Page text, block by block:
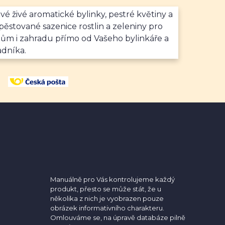
živé aromatické bylinky, pestré květiny a
sazenice rostlin a zeleniny pro
i zahradu přímo od Vašeho bylinkáře a
Manuálně pro Vás kontrolujeme každý
produkt, přesto se může stát, že u
několika z nich je vyobrazen pouze
obrázek informativního charakteru.
Omlouváme se, na úpravě databáze pilně